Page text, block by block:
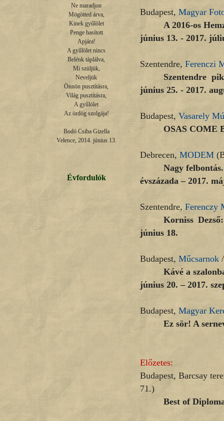
Ne maradjon
Mögötted árva,
Kinek gyűlölet
Penge hasított
Apjára!
A gyűlölet nincs
Belénk táplálva,
Mi szüljük,
Neveljük
Önnön pusztításra,
Világ pusztításra,
A gyűlölet
Az ördög szolgája!
Bodó Csiba Gizella
Velence, 2014. június 13.
Évfordulók
Budapest, Magyar
A 2016-os
június 13. - 2017.
Szentendre, Ferenczi
Szentendre
június 25. - 2017.
Budapest, Vasarely
OSAS COME
Debrecen, MODEM
Nagy
évszázada – 2017.
Szentendre, Ferenczy
Korniss
június 18.
Budapest, Műcsarnok
Kávé a
június 20. – 2017.
Budapest, Magyar
Ez sör! A
Előzetes:
Budapest, Barcsay
71.)
Best of